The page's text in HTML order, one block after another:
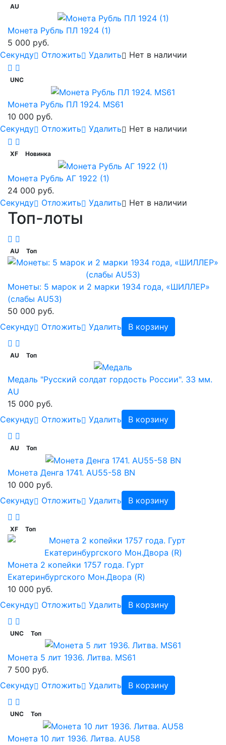
AU
Монета Рубль ПЛ 1924 (1)
5 000 руб.
Cекунду
Отложить Удалить Нет в наличии
UNC
Монета Рубль ПЛ 1924. MS61
10 000 руб.
Cекунду
Отложить Удалить Нет в наличии
XF Новинка
Монета Рубль АГ 1922 (1)
24 000 руб.
Cекунду
Отложить Удалить Нет в наличии
Топ-лоты
AU Топ
Монеты: 5 марок и 2 марки 1934 года, «ШИЛЛЕР»
(слабы AU53)
50 000 руб.
Cекунду
Отложить Удалить В корзину
AU Топ
Медаль "Русский солдат гордость России". 33 мм.
AU
15 000 руб.
Cекунду
Отложить Удалить В корзину
AU Топ
Монета Денга 1741. AU55-58 BN
10 000 руб.
Cекунду
Отложить Удалить В корзину
XF Топ
Монета 2 копейки 1757 года. Гурт
Екатеринбургского Мон.Двора (R)
10 000 руб.
Cекунду
Отложить Удалить В корзину
UNC Топ
Монета 5 лит 1936. Литва. MS61
7 500 руб.
Cекунду
Отложить Удалить В корзину
UNC Топ
Монета 10 лит 1936. Литва. AU58